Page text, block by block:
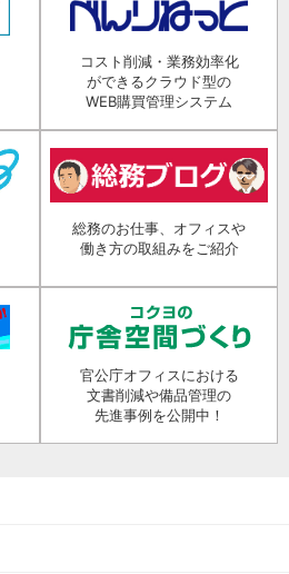
コスト削減・業務効率化
ができるクラウド型の
WEB購買管理システム
総務のお仕事、オフィスや
働き方の取組みをご紹介
官公庁オフィスにおける
文書削減や備品管理の
先進事例を公開中！